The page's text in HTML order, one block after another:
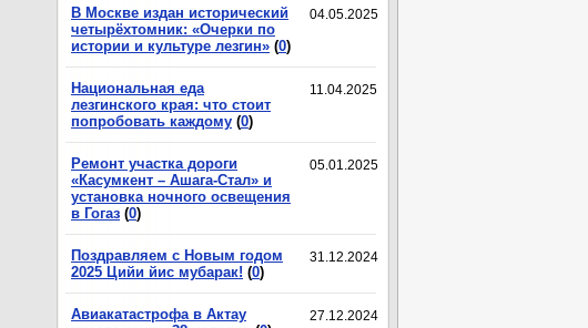
04.05.2025
В Москве издан исторический
четырёхтомник: «Очерки по
истории и культуре лезгин» (0)
11.04.2025
Национальная еда
лезгинского края: что стоит
попробовать каждому (0)
05.01.2025
Ремонт участка дороги
«Касумкент – Ашага-Стал» и
установка ночного освещения
в Гогаз (0)
31.12.2024
Поздравляем с Новым годом
2025 Цийи йис мубарак! (0)
27.12.2024
Авиакатастрофа в Актау